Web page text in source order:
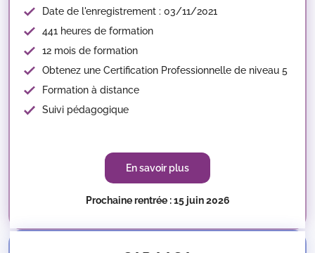
Date de l'enregistrement : 03/11/2021
441 heures de formation
12 mois de formation
Obtenez une Certification Professionnelle de niveau 5
Formation à distance
Suivi pédagogique
En savoir plus
Prochaine rentrée : 15 juin 2026